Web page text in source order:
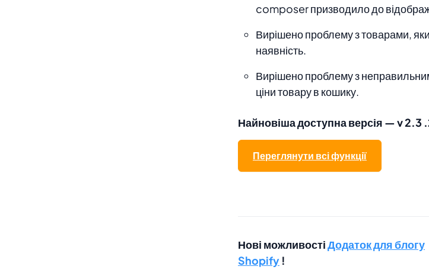
composer призводило до
Вирішено проблему з товарами,
наявність.
Вирішено проблему з
ціни товару в кошику.
Найновіша доступна версія — v 2.3
Переглянути всі функції
Нові можливостіДодаток для блогу
Shopify !